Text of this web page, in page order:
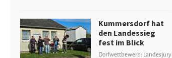
Kummersdorf hat
den Landessieg
fest im Blick
Dorfwettbewerb: Landesjury